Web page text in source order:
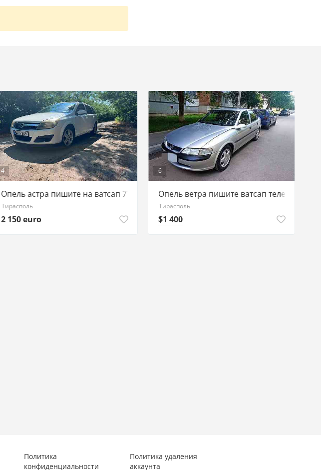
4
Опель астра пишите на ватсап 77751188
Тирасполь
2 150 euro
6
Опель ветра пишите ватсап телеграм
Тирасполь
$1 400
Политика
конфиденциальности
Политика удаления
аккаунта